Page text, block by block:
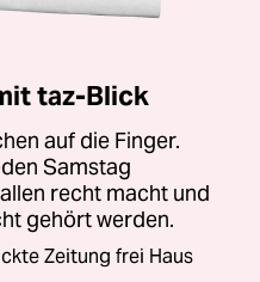
taz-Blick
auf die Finger.
Samstag
recht macht und
gehört werden.
Zeitung frei Haus